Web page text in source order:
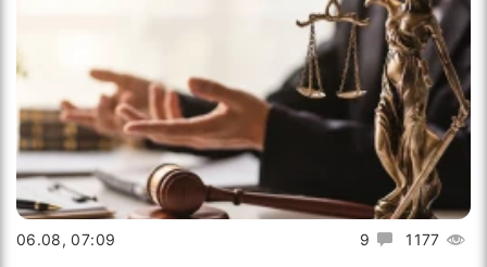
9 1177
06.08, 07:09